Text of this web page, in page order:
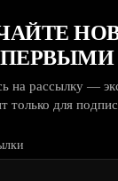
ПЕРВЫМИ
на рассылку —
только для